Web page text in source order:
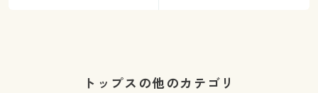
トップスの他のカテゴリ